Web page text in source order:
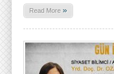
Read More »